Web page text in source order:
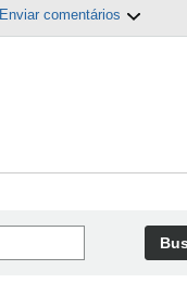
Enviar comentários